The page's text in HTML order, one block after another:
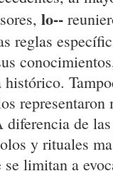
lo--
reglas
representaron
de las
y rituales
limitan a